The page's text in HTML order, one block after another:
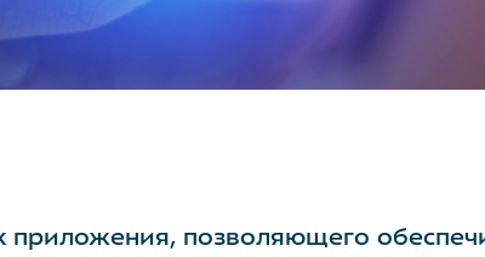
приложения, позволяющего